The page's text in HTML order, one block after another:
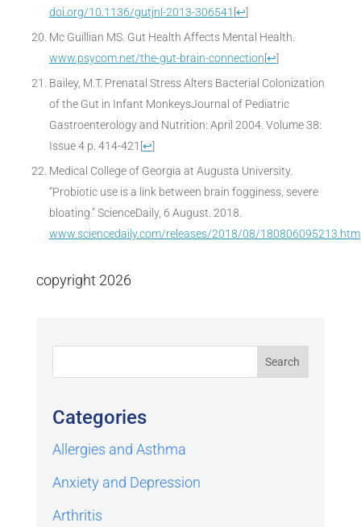
doi.org/10.1136/gutjnl-2013-306541 [↩]
Mc Guillian MS. Gut Health Affects Mental Health.
www.psycom.net/the-gut-brain-connection[↩]
Bailey, M.T. Prenatal Stress Alters Bacterial Colonization
of the Gut in Infant MonkeysJournal of Pediatric
Gastroenterology and Nutrition: April 2004. Volume 38:
Issue 4 p. 414-421 [↩]
Medical College of Georgia at Augusta University.
“Probiotic use is a link between brain fogginess, severe
bloating.” ScienceDaily, 6 August. 2018.
www.sciencedaily.com/releases/2018/08/180806095213.htm
copyright 2026
Categories
Allergies and Asthma
Anxiety and Depression
Arthritis